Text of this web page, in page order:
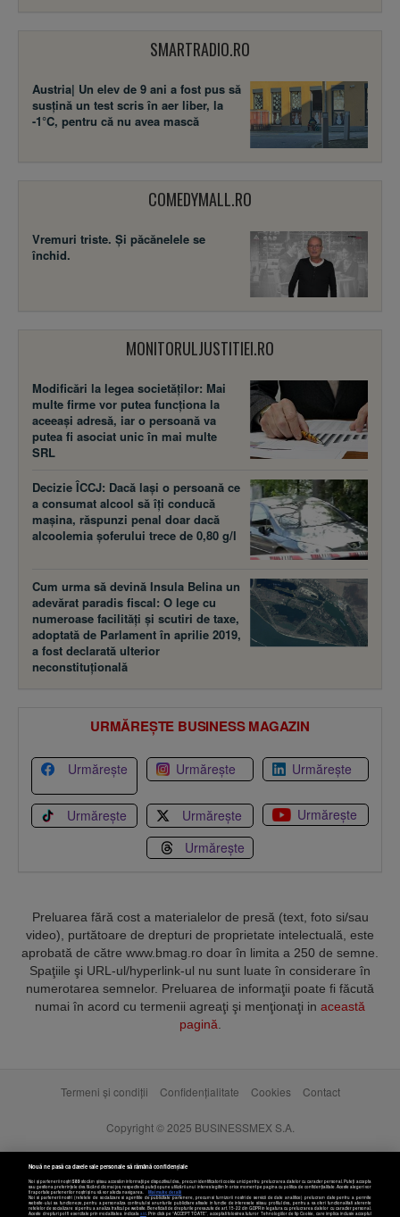
SMARTRADIO.RO
Austria| Un elev de 9 ani a fost pus să
susţină un test scris în aer liber, la
-1°C, pentru că nu avea mască
COMEDYMALL.RO
Vremuri triste. Şi păcănelele se
închid.
MONITORULJUSTITIEI.RO
Modificări la legea societăţilor: Mai
multe firme vor putea funcţiona la
aceeaşi adresă, iar o persoană va
putea fi asociat unic în mai multe
SRL
Decizie ÎCCJ: Dacă laşi o persoană ce
a consumat alcool să îţi conducă
maşina, răspunzi penal doar dacă
alcoolemia şoferului trece de 0,80 g/l
Cum urma să devină Insula Belina un
adevărat paradis fiscal: O lege cu
numeroase facilităţi şi scutiri de taxe,
adoptată de Parlament în aprilie 2019,
a fost declarată ulterior
neconstituţională
URMĂREȘTE BUSINESS MAGAZIN
Urmărește Urmărește Urmărește
Urmărește Urmărește
Urmărește
Urmărește
Preluarea fără cost a materialelor de presă (text, foto si/sau
video), purtătoare de drepturi de proprietate intelectuală, este
aprobată de către www.bmag.ro doar în limita a 250 de semne.
Spaţiile şi URL-ul/hyperlink-ul nu sunt luate în considerare în
numerotarea semnelor. Preluarea de informaţii poate fi făcută
numai în acord cu termenii agreaţi şi menţionaţi in această
pagină
Termeni și condiții Confidențialitate Cookies Contact
Copyright © 2025 BUSINESSMEX S.A.
Nouă ne pasă ca datele tale personale să rămână confidențiale
Noi și partenerii noștri589stocăm și/sau accesăm informații pe dispozitivul dvs., precum identificatorii cookie unici pentru prelucrarea datelor cu caracter personal. Puteți accepta
sau gestiona preferințele dvs. făcând clic mai jos, respectiv vă puteți opune utilizării unui interes legitim în orice moment pe pagina cu politica de confidențialitate. Aceste alegeri vor
fi raportate partenerilor noștri și nu vă vor afecta navigarea.
Mai multe detalii
Noi si partenerii nostri (retelele de socializare si agentiile de publicitate partenere, precum si furnizorii nostri de servicii de date analitice) prelucram date pentru a permite
website-ului sa functioneze, pentru a personaliza continutul si anunturile publicitare afisate in functie de interesele si/sau profilul dvs., pentru a va oferi functionalitati aferente
retelelor de socializare si pentru a analiza traficul pe website. Beneficiati de drepturile prevazute de art. 15-22 din GDPR in legatura cu prelucrarea datelor cu caracter personal.
Aceste drepturi pot fi exercitate prin modalitatea indicataaici. Prin click pe “ACCEPT TOATE”, acceptati folosirea tuturor Tehnologiilor de tip Cookie, care implica inclusiv acceptul